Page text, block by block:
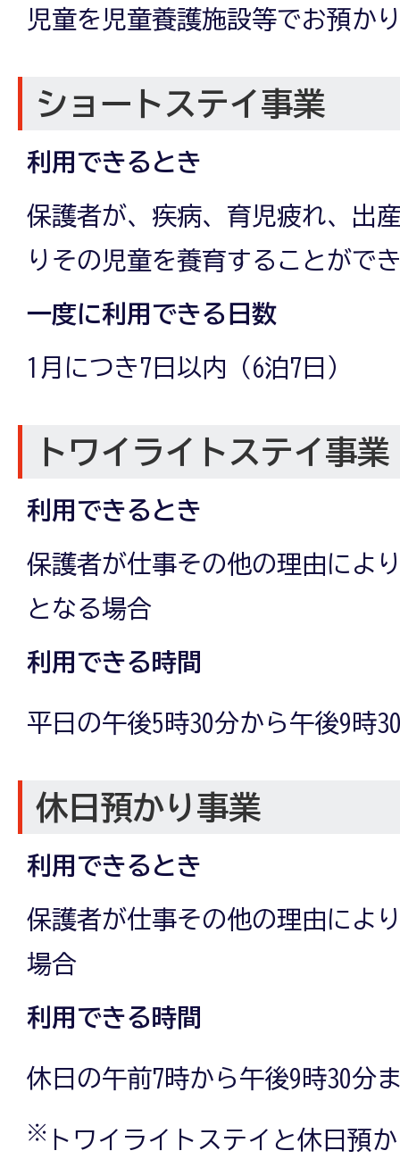
児童を児童養護施設等でお預か
ショートステイ事業
利用できるとき
保護者が、疾病、育児疲れ、出
りその児童を養育することがで
一度に利用できる日数
1月につき7日以内（6泊7日）
トワイライトステイ事業
利用できるとき
保護者が仕事その他の理由によ
となる場合
利用できる時間
平日の午後5時30分から午後9時
休日預かり事業
利用できるとき
保護者が仕事その他の理由によ
場合
利用できる時間
休日の午前7時から午後9時30分
※ トワイライトステイと休日預